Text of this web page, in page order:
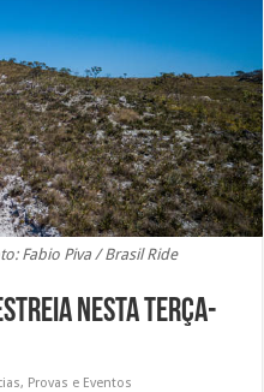
Fabio Piva / Brasil Ride
nesta terça-
, Provas e Eventos